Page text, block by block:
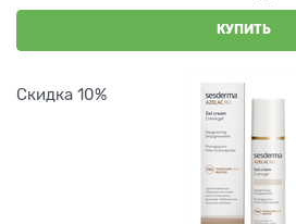
КУПИТЬ
Скидка 10%